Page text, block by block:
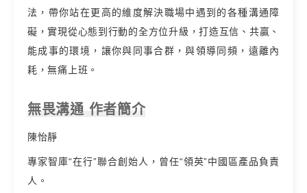
法，帶你站在更高的維度解決職場中遇到的各種溝通障
礙，實現從心態到行動的全方位升級，打造互信、共贏、
能成事的環境，讓你與同事合群，與領導同頻，遠離內
耗，無痛上班。
無畏溝通 作者簡介
陳怡靜
專家智庫“在行”聯合創始人，曾任“領英”中國區產品負責
人。